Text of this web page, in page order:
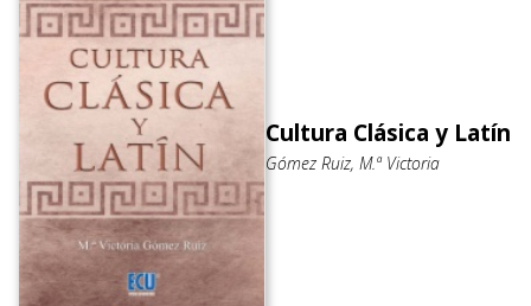
Cultura Clásica y Latín
Gómez Ruiz, M.ª Victoria